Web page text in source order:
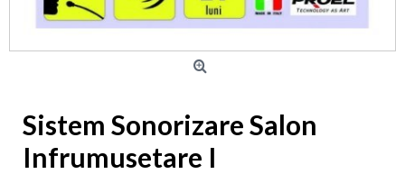
Sistem Sonorizare Salon
Infrumusetare I